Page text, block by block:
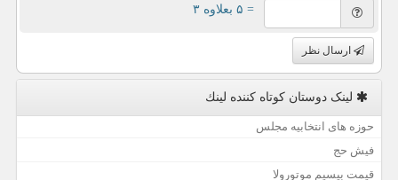
= ۵ بعلاوه ۳
ارسال نظر
لینک دوستان كوتاه كننده لینك
حوزه های انتخابیه مجلس
فیش حج
قیمت بیسیم موتورولا